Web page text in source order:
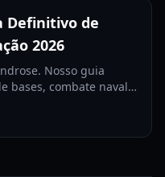
Definitivo de
2026
Nosso guia
bases, combate naval e